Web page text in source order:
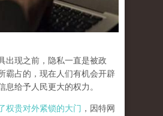
出现之前，隐私一直是被政
霸占的，现在人们有机会开辟
息给予人民更大的权力。
权贵对外紧锁的大门 ，因特网